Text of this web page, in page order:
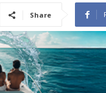
Share